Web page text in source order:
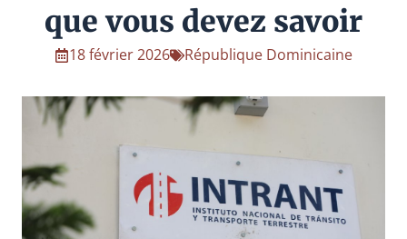
que vous devez savoir
18 février 2026 République Dominicaine